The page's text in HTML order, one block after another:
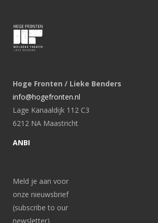
Hoge Fronten / Lieke Benders
info@hogefronten.nl
Lage Kanaaldijk 112 C3
6212 NA Maastricht
ANBI
Meld je aan voor
onze nieuwsbrief
(subscribe to our
newsletter)